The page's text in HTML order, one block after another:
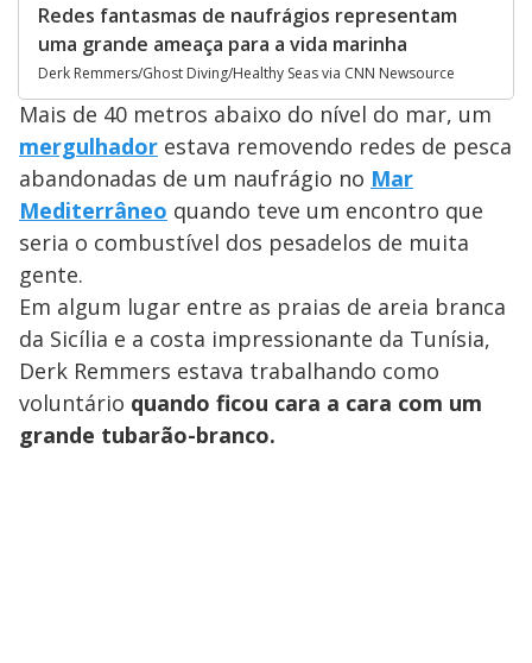
Redes fantasmas de naufrágios representam
uma grande ameaça para a vida marinha
Derk Remmers/Ghost Diving/Healthy Seas via CNN Newsource
Mais de 40 metros abaixo do nível do mar, um
mergulhador estava removendo redes de pesca
abandonadas de um naufrágio no Mar
Mediterrâneo quando teve um encontro que
seria o combustível dos pesadelos de muita
gente.
Em algum lugar entre as praias de areia branca
da Sicília e a costa impressionante da Tunísia,
Derk Remmers estava trabalhando como
voluntário quando ficou cara a cara com um
grande tubarão-branco.